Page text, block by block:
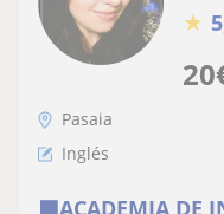
20
★
Pasaia
Inglés